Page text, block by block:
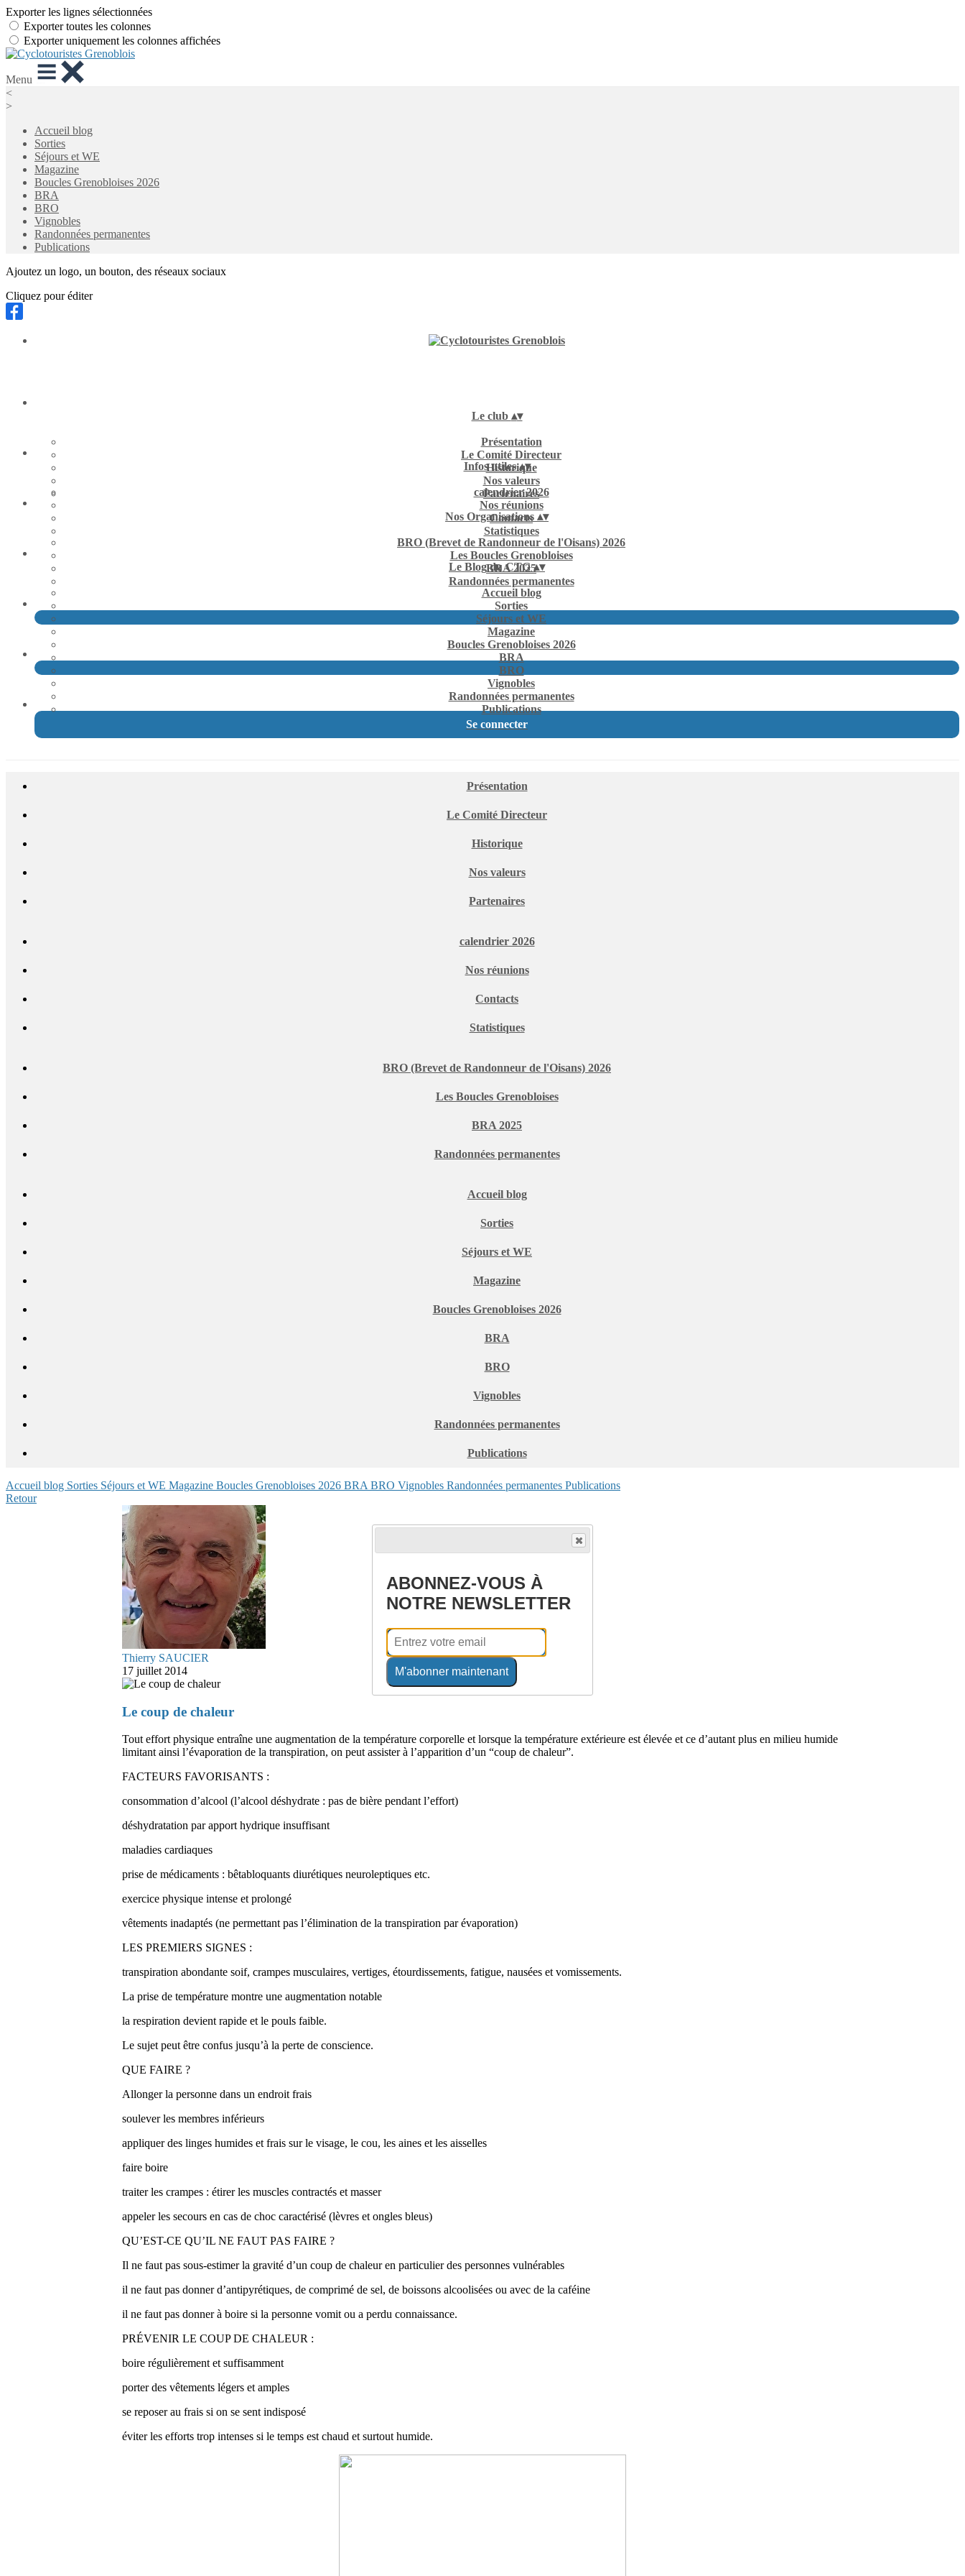
Exporter les lignes sélectionnées
Exporter toutes les colonnes
Exporter uniquement les colonnes affichées
Menu
<
>
Accueil blog
Sorties
Séjours et WE
Magazine
Boucles Grenobloises 2026
BRA
BRO
Vignobles
Randonnées permanentes
Publications
Ajoutez un logo, un bouton, des réseaux sociaux
Cliquez pour éditer
Le club ▴▾
Présentation
Le Comité Directeur
Historique
Nos valeurs
Partenaires
Infos utiles▴▾
calendrier 2026
Nos réunions
Contacts
Statistiques
Nos Organisations ▴▾
BRO (Brevet de Randonneur de l'Oisans) 2026
Les Boucles Grenobloises
BRA 2025
Randonnées permanentes
Le Blog du CTG▴▾
Accueil blog
Sorties
Séjours et WE
Magazine
Boucles Grenobloises 2026
BRA
BRO
Vignobles
Randonnées permanentes
Publications
Se connecter
Présentation
Le Comité Directeur
Historique
Nos valeurs
Partenaires
calendrier 2026
Nos réunions
Contacts
Statistiques
BRO (Brevet de Randonneur de l'Oisans) 2026
Les Boucles Grenobloises
BRA 2025
Randonnées permanentes
Accueil blog
Sorties
Séjours et WE
Magazine
Boucles Grenobloises 2026
BRA
BRO
Vignobles
Randonnées permanentes
Publications
Accueil blog Sorties Séjours et WE Magazine Boucles Grenobloises 2026 BRA BRO Vignobles Randonnées permanentes Publications
Retour
Thierry SAUCIER
17 juillet 2014
Le coup de chaleur
Tout effort physique entraîne une augmentation de la température corporelle et lorsque la température extérieure est élevée et ce d’autant plus en milieu humide
limitant ainsi l’évaporation de la transpiration, on peut assister à l’apparition d’un “coup de chaleur”.
FACTEURS FAVORISANTS :
consommation d’alcool (l’alcool déshydrate : pas de bière pendant l’effort)
déshydratation par apport hydrique insuffisant
maladies cardiaques
prise de médicaments : bêtabloquants diurétiques neuroleptiques etc.
exercice physique intense et prolongé
vêtements inadaptés (ne permettant pas l’élimination de la transpiration par évaporation)
LES PREMIERS SIGNES :
transpiration abondante soif, crampes musculaires, vertiges, étourdissements, fatigue, nausées et vomissements.
La prise de température montre une augmentation notable
la respiration devient rapide et le pouls faible.
Le sujet peut être confus jusqu’à la perte de conscience.
QUE FAIRE ?
Allonger la personne dans un endroit frais
soulever les membres inférieurs
appliquer des linges humides et frais sur le visage, le cou, les aines et les aisselles
faire boire
traiter les crampes : étirer les muscles contractés et masser
appeler les secours en cas de choc caractérisé (lèvres et ongles bleus)
QU’EST-CE QU’IL NE FAUT PAS FAIRE ?
Il ne faut pas sous-estimer la gravité d’un coup de chaleur en particulier des personnes vulnérables
il ne faut pas donner d’antipyrétiques, de comprimé de sel, de boissons alcoolisées ou avec de la caféine
il ne faut pas donner à boire si la personne vomit ou a perdu connaissance.
PRÉVENIR LE COUP DE CHALEUR :
boire régulièrement et suffisamment
porter des vêtements légers et amples
se reposer au frais si on se sent indisposé
éviter les efforts trop intenses si le temps est chaud et surtout humide.
ABONNEZ-VOUS À
NOTRE NEWSLETTER
M'abonner maintenant